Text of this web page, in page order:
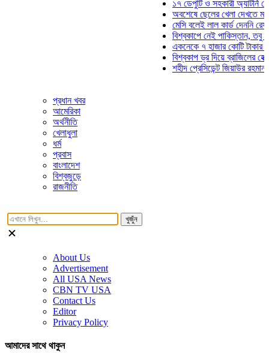
১৭ ডেপুটি ও সহকারী অ্যাটর্নি
অবশেষে ছেলের খেলা দেখতে মাঠে
মেসি বলেই লাল কার্ড দেননি রেফারি!
বিশ্বকাপে নেই পাকিস্তান, তবু
একনেকে ৭ হাজার কোটি টাকার ৫
বিশ্বকাপ ড্র দিয়ে ব্রাজিলের হেক্সা
শহীদ প্রেসিডেন্ট জিয়াউর রহমান
প্রধান খবর
আমেরিকা
অর্থনীতি
খেলাধুলা
ধর্ম
প্রবাস
বাংলাদেশ
বিশ্বজুড়ে
রাজনীতি
খুজুঁন
About Us
Advertisement
All USA News
CBN TV USA
Contact Us
Editor
Privacy Policy
আমাদের সাথে থাকুন